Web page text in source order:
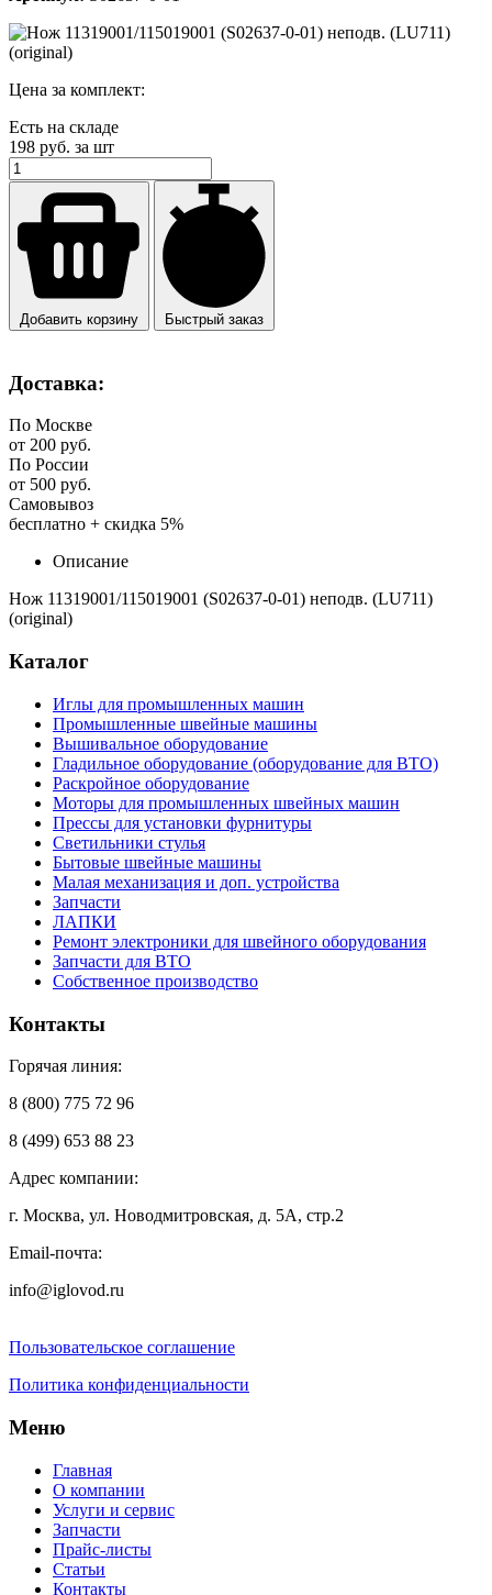
Цена за комплект:
Есть на складе
198 руб. за шт
Добавить корзину Быстрый заказ
Доставка:
По Москве
от 200 руб.
По России
от 500 руб.
Самовывоз
бесплатно + скидка 5%
Описание
Нож 11319001/115019001 (S02637-0-01) неподв. (LU711)
(original)
Каталог
Иглы для промышленных машин
Промышленные швейные машины
Вышивальное оборудование
Гладильное оборудование (оборудование для ВТО)
Раскройное оборудование
Моторы для промышленных швейных машин
Прессы для установки фурнитуры
Светильники стулья
Бытовые швейные машины
Малая механизация и доп. устройства
Запчасти
ЛАПКИ
Ремонт электроники для швейного оборудования
Запчасти для ВТО
Собственное производство
Контакты
Горячая линия:
8 (800) 775 72 96
8 (499) 653 88 23
Адрес компании:
г. Москва, ул. Новодмитровская, д. 5А, стр.2
Email-почта:
info@iglovod.ru
Пользовательское соглашение
Политика конфиденциальности
Меню
Главная
О компании
Услуги и сервис
Запчасти
Прайс-листы
Статьи
Контакты